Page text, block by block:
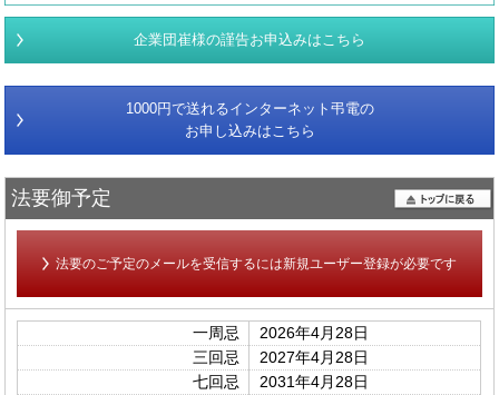
企業団崔様の謹告お申込みはこちら
1000円で送れるインターネット弔電の
お申し込みはこちら
法要御予定
法要のご予定のメールを受信するには新規ユーザー登録が必要です
一周忌
2026年4月28日
三回忌
2027年4月28日
七回忌
2031年4月28日